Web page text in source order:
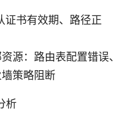
证书有效期、路径正
源：路由表配置错误、
策略阻断
析